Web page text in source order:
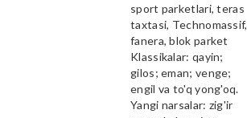
sport parketlari, teras
taxtasi, Technomassif,
fanera, blok parket
Klassikalar: qayin;
gilos; eman; venge;
engil va to'q yong'oq.
Yangi narsalar: zig'ir